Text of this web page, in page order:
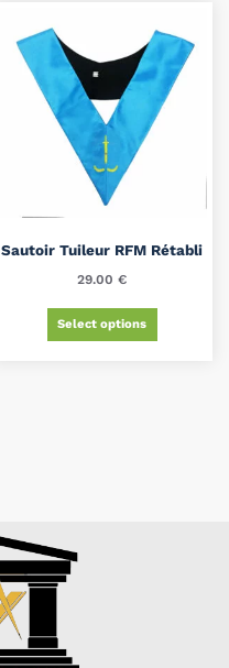
Sautoir Tuileur RFM Rétabli
29.00€
Select options